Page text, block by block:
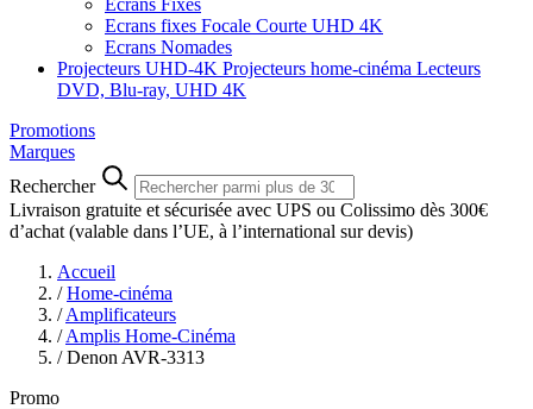
Ecrans Fixes
Ecrans fixes Focale Courte UHD 4K
Ecrans Nomades
Projecteurs UHD-4K Projecteurs home-cinéma Lecteurs
DVD, Blu-ray, UHD 4K
Promotions
Marques
Rechercher
Livraison gratuite et sécurisée avec UPS ou Colissimo dès 300€
d’achat (valable dans l’UE, à l’international sur devis)
Accueil
/ Home-cinéma
/ Amplificateurs
/ Amplis Home-Cinéma
/ Denon AVR-3313
Promo